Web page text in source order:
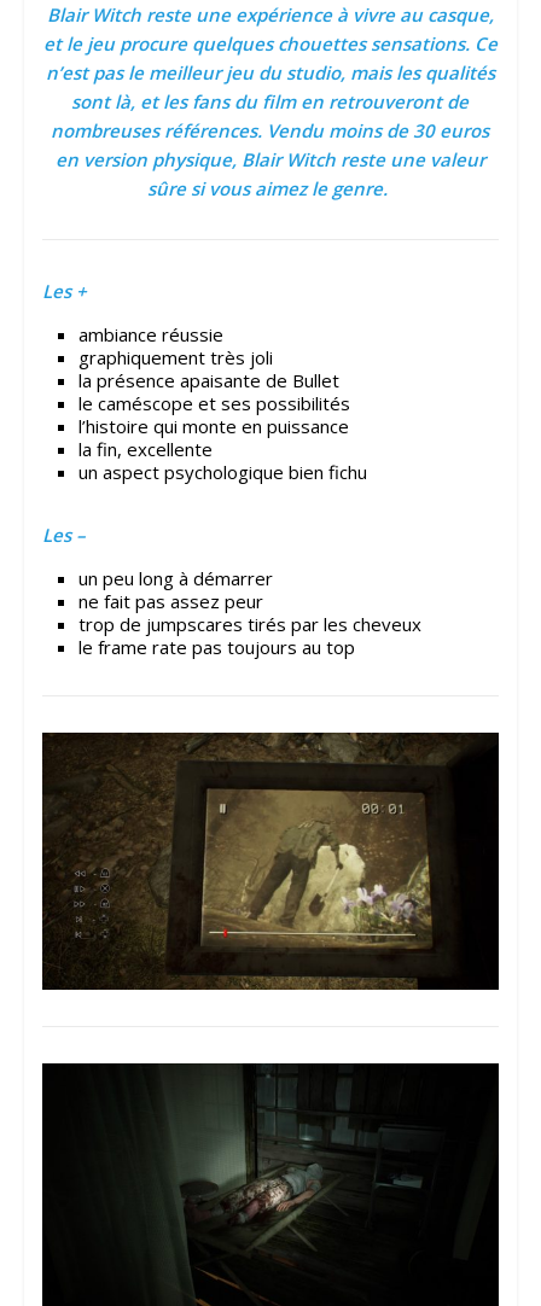
Blair Witch reste une expérience à vivre au casque,
et le jeu procure quelques chouettes sensations. Ce
n’est pas le meilleur jeu du studio, mais les qualités
sont là, et les fans du film en retrouveront de
nombreuses références. Vendu moins de 30 euros
en version physique, Blair Witch reste une valeur
sûre si vous aimez le genre.
Les +
ambiance réussie
graphiquement très joli
la présence apaisante de Bullet
le caméscope et ses possibilités
l’histoire qui monte en puissance
la fin, excellente
un aspect psychologique bien fichu
Les –
un peu long à démarrer
ne fait pas assez peur
trop de jumpscares tirés par les cheveux
le frame rate pas toujours au top